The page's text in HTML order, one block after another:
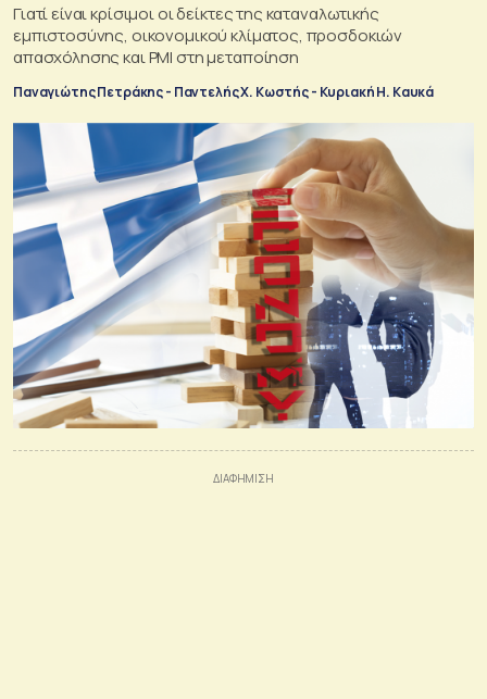
Γιατί είναι κρίσιμοι οι δείκτες της καταναλωτικής
εμπιστοσύνης, οικονομικού κλίματος, προσδοκιών
απασχόλησης και PMI στη μεταποίηση
Παναγιώτης Πετράκης - Παντελής Χ. Κωστής - Κυριακή Η. Καυκά